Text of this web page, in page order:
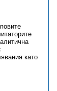
като